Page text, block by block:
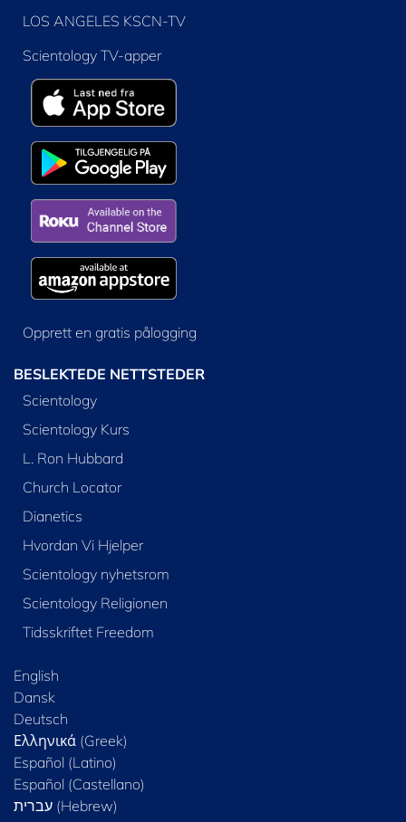
LOS ANGELES KSCN-TV
Scientology TV-apper
Opprett en gratis pålogging
BESLEKTEDE NETTSTEDER
Scientology
Scientology Kurs
L. Ron Hubbard
Church Locator
Dianetics
Hvordan Vi Hjelper
Scientology nyhetsrom
Scientology Religionen
Tidsskriftet Freedom
English
Dansk
Deutsch
Ελληνικά (Greek)
Español (Latino)
Español (Castellano)